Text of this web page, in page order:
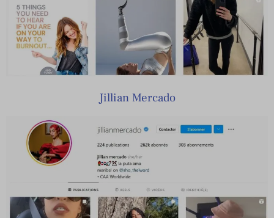
Jillian Mercado